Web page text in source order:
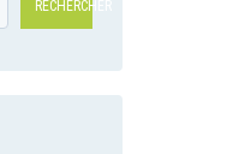
RECHERCHER